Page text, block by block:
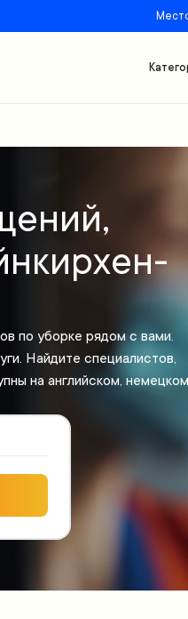
по уборке рядом с вами.
Найдите специалистов,
на английском,